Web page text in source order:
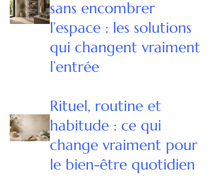
sans encombrer
l’espace : les solutions
qui changent vraiment
l’entrée
Rituel, routine et
habitude : ce qui
change vraiment pour
le bien-être quotidien